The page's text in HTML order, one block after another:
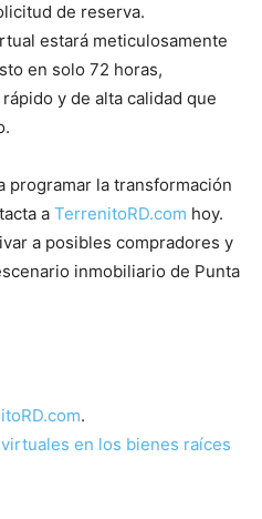
de reserva.
estará meticulosamente
en solo 72 horas,
y de alta calidad que
programar la transformación
a TerrenitoRD.com hoy.
a posibles compradores y
inmobiliario de Punta
.
en los bienes raíces